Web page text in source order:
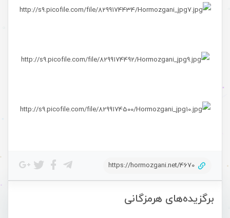
برگزیده‌های هرمزگانی
https://hormozgani.net/4670